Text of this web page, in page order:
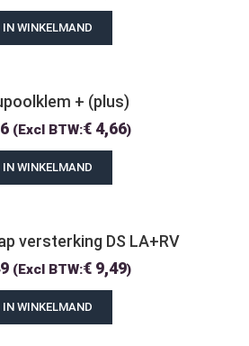
IN WINKELMAND
+ (plus)
(Excl BTW:€4,66)
IN WINKELMAND
versterking DS LA+RV
(Excl BTW:€9,49)
IN WINKELMAND